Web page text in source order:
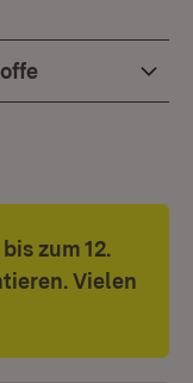
zum 12.
Vielen